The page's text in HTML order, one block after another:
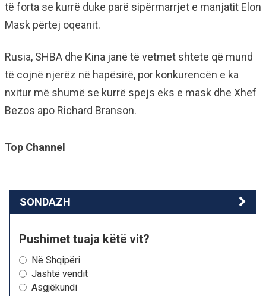
të forta se kurrë duke parë sipërmarrjet e manjatit Elon
Mask përtej oqeanit.
Rusia, SHBA dhe Kina janë të vetmet shtete që mund
të cojnë njerëz në hapësirë, por konkurencën e ka
nxitur më shumë se kurrë spejs eks e mask dhe Xhef
Bezos apo Richard Branson.
Top Channel
SONDAZH
Pushimet tuaja këtë vit?
Në Shqipëri
Jashtë vendit
Asgjëkundi